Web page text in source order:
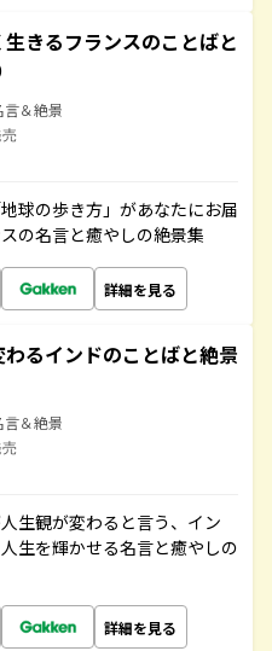
生きるフランスのことばと
言＆絶景
球の歩き方」があなたにお届
の名言と癒やしの絶景集
詳細を見る
るインドのことばと絶景
言＆絶景
生観が変わると言う、イン
生を輝かせる名言と癒やしの
詳細を見る